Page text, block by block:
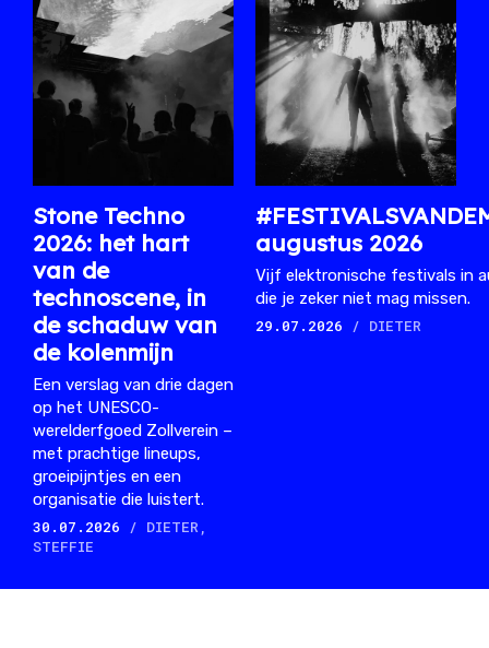
Stone Techno
2026: het hart
van de
technoscene, in
de schaduw van
de kolenmijn
Een verslag van drie dagen
op het UNESCO-
werelderfgoed Zollverein –
met prachtige lineups,
groeipijntjes en een
organisatie die luistert.
30.07.2026
/ DIETER,
STEFFIE
augustus 2026
Vijf elektronische festivals in
die je zeker niet mag missen.
29.07.2026
/ DIETER